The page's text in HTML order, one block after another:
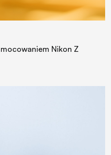
Nikon Z